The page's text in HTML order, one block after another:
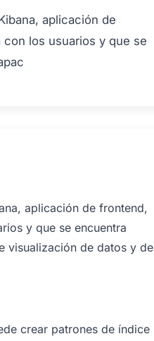
aplicación de
los usuarios y que se
aplicación de frontend,
y que se encuentra
visualización de datos y de
crear patrones de índice